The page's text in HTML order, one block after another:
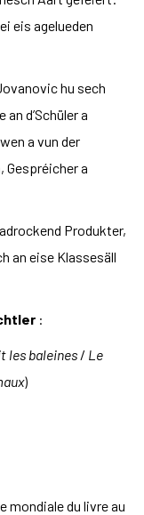
eis agelueden
hu sech
d’Schüler a
a vun der
a
Produkter,
an eise Klassesäll
:
les baleines / Le
)
mondiale du livre au